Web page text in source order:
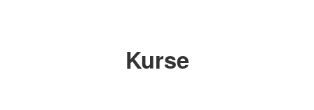
Kurse